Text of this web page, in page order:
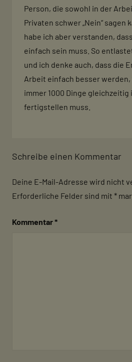
Person, die sowohl in der
Privaten schwer „Nein“ sagen
habe ich aber verstanden,
einfach sein muss. So
und ich denke auch, dass die
Arbeit einfach besser
immer 1000 Dinge gleichzeitig
fertigstellen muss.
Schreibe einen Kommentar
Deine E-Mail-Adresse wird nicht
Erforderliche Felder sind mit *
Kommentar*